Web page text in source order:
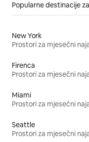
Popularne destinacije
New York
Prostori za mjesečni
Firenca
Prostori za mjesečni
Miami
Prostori za mjesečni
Seattle
Prostori za mjesečni